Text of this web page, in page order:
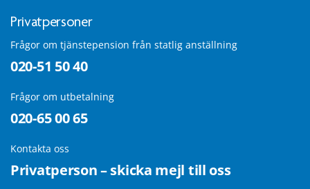
Privatpersoner
Frågor om tjänstepension från statlig anställning
020-51 50 40
Frågor om utbetalning
020-65 00 65
Kontakta oss
Privatperson – skicka mejl till oss